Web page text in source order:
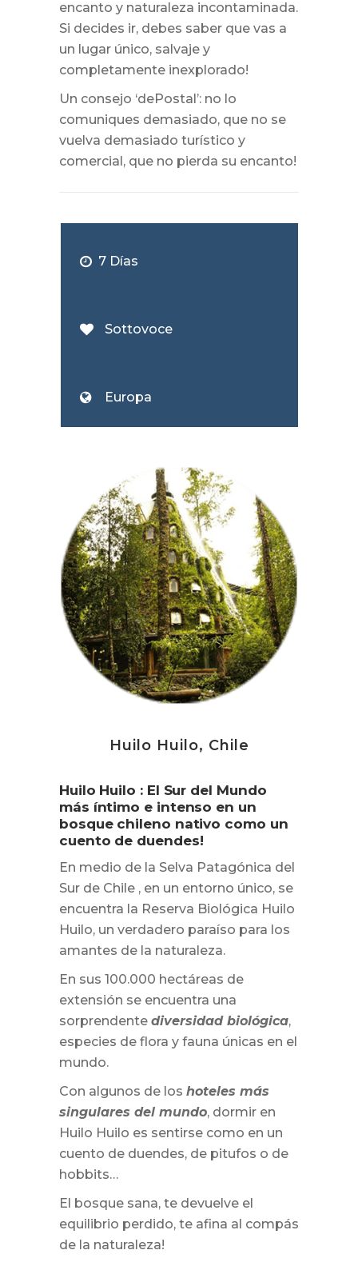
encanto y naturaleza incontaminada.
Si decides ir, debes saber que vas a
un lugar único, salvaje y
completamente inexplorado!
Un consejo ‘dePostal’: no lo
comuniques demasiado, que no se
vuelva demasiado turístico y
comercial, que no pierda su encanto!
7 Días
Sottovoce
Europa
Huilo Huilo, Chile
Huilo Huilo : El Sur del Mundo
más íntimo e intenso en un
bosque chileno nativo como un
cuento de duendes!
En medio de la Selva Patagónica del
Sur de Chile , en un entorno único, se
encuentra la Reserva Biológica Huilo
Huilo, un verdadero paraíso para los
amantes de la naturaleza.
En sus 100.000 hectáreas de
extensión se encuentra una
sorprendente diversidad biológica,
especies de flora y fauna únicas en el
mundo.
Con algunos de los hoteles más
singulares del mundo, dormir en
Huilo Huilo es sentirse como en un
cuento de duendes, de pitufos o de
hobbits…
El bosque sana, te devuelve el
equilibrio perdido, te afina al compás
de la naturaleza!